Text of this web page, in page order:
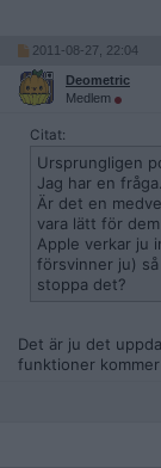
2011-08-27, 22:04
Deometric
Medlem
Citat:
Ursprungligen
Jag har en
Är det en
vara lätt för
Apple verkar ju
försvinner ju)
stoppa det?
Det är ju det
funktioner kommer